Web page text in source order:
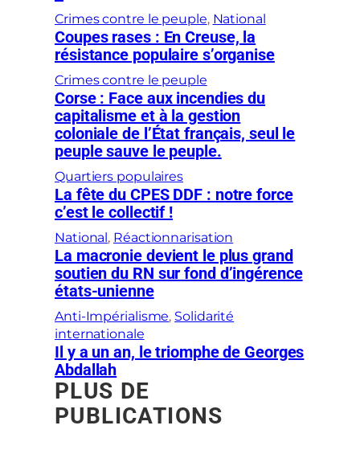
Crimes contre le peuple, National
Coupes rases : En Creuse, la
résistance populaire s’organise
Crimes contre le peuple
Corse : Face aux incendies du
capitalisme et à la gestion
coloniale de l’État français, seul le
peuple sauve le peuple.
Quartiers populaires
La fête du CPES DDF : notre force
c’est le collectif !
National , Réactionnarisation
La macronie devient le plus grand
soutien du RN sur fond d’ingérence
états-unienne
Anti-Impérialisme, Solidarité
internationale
Il y a un an, le triomphe de Georges
Abdallah
PLUS DE
PUBLICATIONS